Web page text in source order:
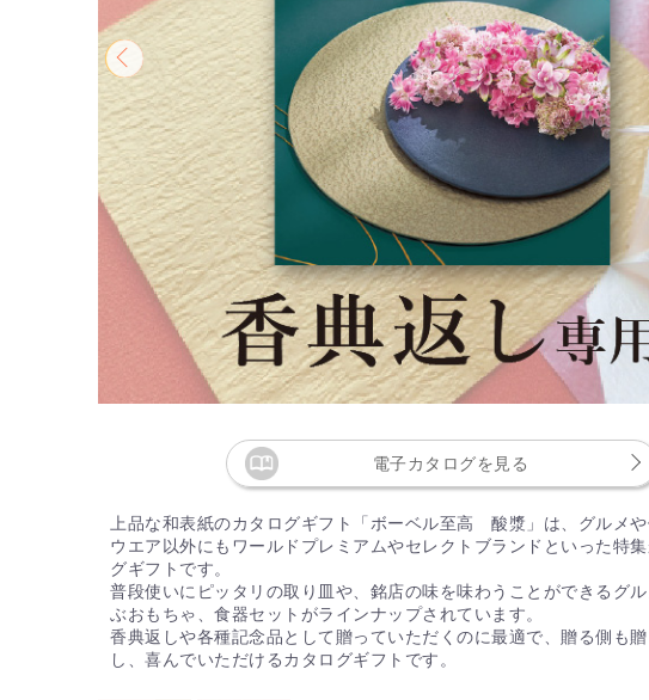
電子カタログを見る
上品な和表紙のカタログギフト「ボーベル至高 酸漿」は、グルメ
ウエア以外にもワールドプレミアムやセレクトブランドといった特
グギフトです。
普段使いにピッタリの取り皿や、銘店の味を味わうことができるグ
ぶおもちゃ、食器セットがラインナップされています。
香典返しや各種記念品として贈っていただくのに最適で、贈る側も
し、喜んでいただけるカタログギフトです。